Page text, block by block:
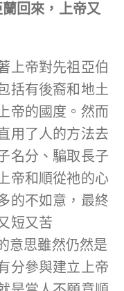
回來，上帝又
上帝對先祖亞伯
括有後裔和地土
帝的國度。然而
用了人的方法去
名分、騙取長子
帝和順從祂的心
的不如意，最終
短又苦
意思雖然仍然是
分參與建立上帝